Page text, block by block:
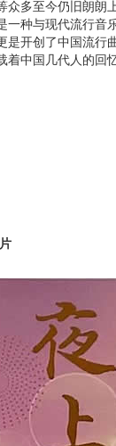
众多至今仍旧朗
种与现代流行音
开创了中国流行
着中国几代人的回